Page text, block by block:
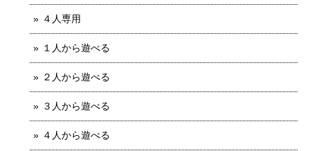
４人専用
１人から遊べる
２人から遊べる
３人から遊べる
４人から遊べる